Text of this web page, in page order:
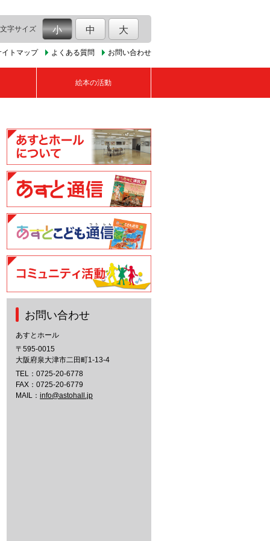
文字サイズ 小 中 大
イトマップ よくある質問 お問い合わせ
絵本の活動
お問い合わせ
あすとホール
〒595-0015
大阪府泉大津市二田町1-13-4
TEL： 0725-20-6778
FAX：0725-20-6779
MAIL： info@astohall.jp